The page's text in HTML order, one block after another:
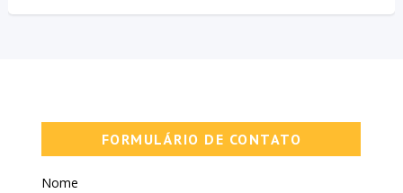
FORMULÁRIO DE CONTATO
Nome